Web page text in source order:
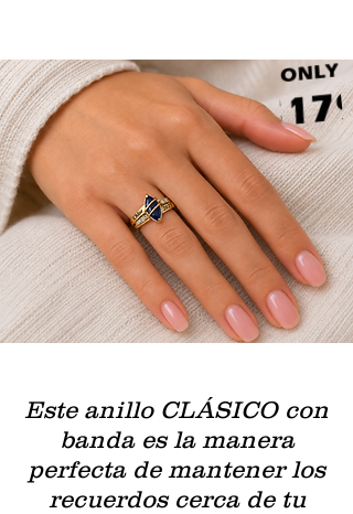
Este anillo CLÁSICO con
banda es la manera
perfecta de mantener los
recuerdos cerca de tu